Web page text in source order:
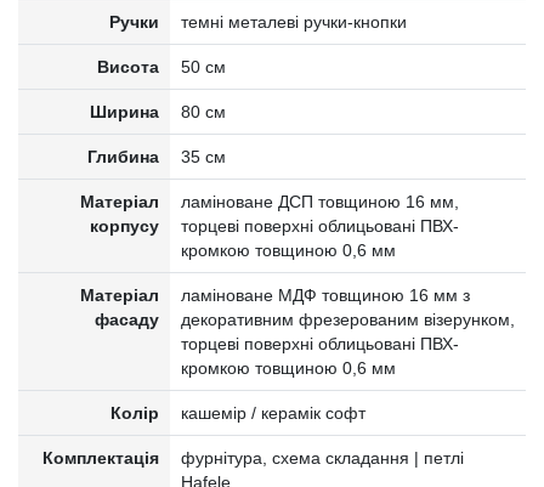
Ручки темні металеві ручки-кнопки
Висота 50 см
Ширина 80 см
Глибина 35 см
Матеріал
корпусу
ламіноване ДСП товщиною 16 мм,
торцеві поверхні облицьовані ПВХ-
кромкою товщиною 0,6 мм
Матеріал
фасаду
ламіноване МДФ товщиною 16 мм з
декоративним фрезерованим візерунком,
торцеві поверхні облицьовані ПВХ-
кромкою товщиною 0,6 мм
Колір кашемір / керамік софт
Комплектація
фурнітура, схема складання | петлі
Hafele